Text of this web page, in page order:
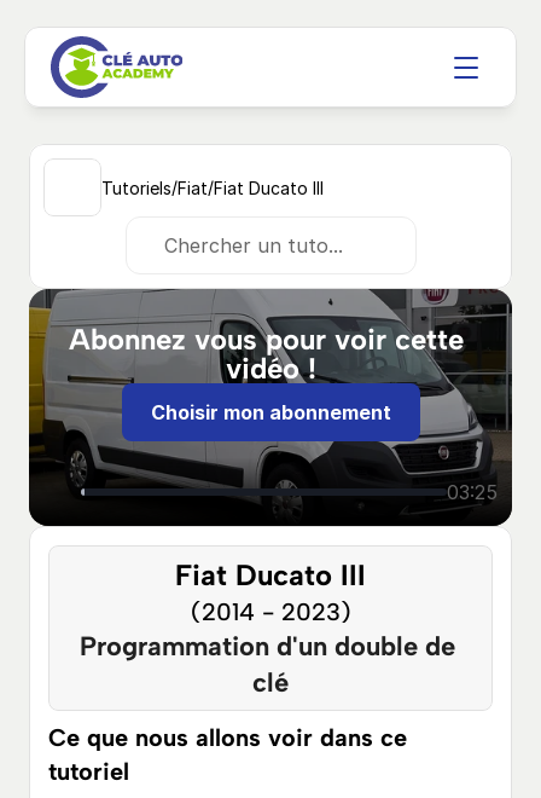
Tutoriels/Fiat/Fiat Ducato III
Chercher un tuto...
Choisir mon abonnement
Abonnez vous pour voir cette
vidéo !
03:25
Fiat Ducato III
(2014 - 2023)
Programmation d'un double de
clé
Ce que nous allons voir dans ce
tutoriel